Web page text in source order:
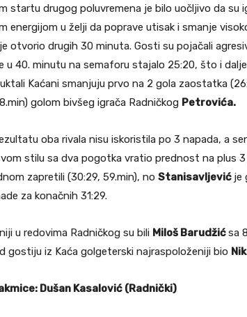
startu drugog poluvremena je bilo uočljivo da su
energijom u želji da poprave utisak i smanje
otvorio drugih 30 minuta. Gosti su pojačali
u 40. minutu na semaforu stajalo 25:20, što i
Kaćani smanjuju prvo na 2 gola zaostatka
golom bivšeg igrača Radničkog Petrovića.
oba rivala nisu iskoristila po 3 napada, a
stilu sa dva pogotka vratio prednost na plus
zapretili (30:29, 59.min), no Stanisavljević je
za konačnih 31:29.
u redovima Radničkog su bili Miloš Barudžićsa
gostiju iz Kaća golgeterski najraspoloženiji bio
Dušan Kasalović (Radnički)